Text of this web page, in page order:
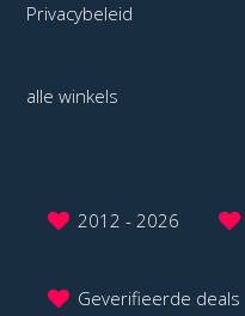
Privacybeleid
alle winkels
2012 - 2026
Geverifieerde deals